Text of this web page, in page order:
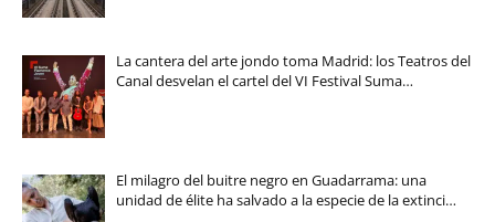
La cantera del arte jondo toma Madrid: los Teatros del
Canal desvelan el cartel del VI Festival Suma…
El milagro del buitre negro en Guadarrama: una
unidad de élite ha salvado a la especie de la extinci…